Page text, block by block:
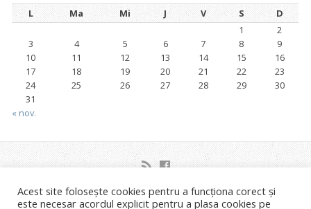
L
Ma Mi J V S
D
1
2
3
4 5 6 7 8
9
10
11 12 13 14 15
16
17
18 19 20 21 22
23
24
25 26 27 28 29
30
31
« nov.
Strada Orsova nr.2C Timisoara
Acest site folosește cookies pentru a funcționa corect și
este necesar acordul explicit pentru a plasa cookies pe